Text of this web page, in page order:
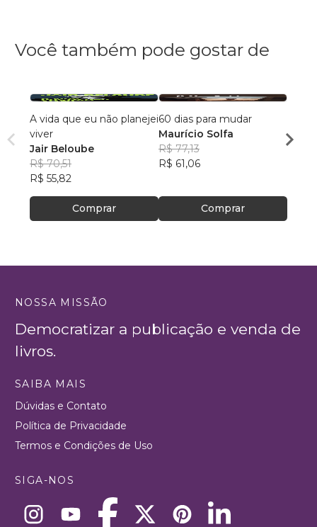
Você também pode gostar de
A vida que eu não planejei
viver
Jair Beloube
R$ 70,51
R$ 55,82
Comprar
60 dias para mudar
Maurício Solfa
R$ 77,13
R$ 61,06
Comprar
R$
NOSSA MISSÃO
Democratizar a publicação e venda de
livros.
SAIBA MAIS
Dúvidas e Contato
Política de Privacidade
Termos e Condições de Uso
SIGA-NOS